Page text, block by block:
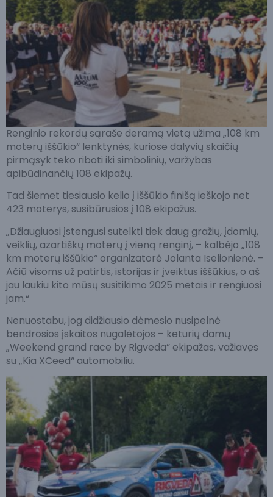
Renginio rekordų sąraše deramą vietą užima „108 km
moterų iššūkio“ lenktynės, kuriose dalyvių skaičių
pirmąsyk teko riboti iki simbolinių, varžybas
apibūdinančių 108 ekipažų.
Tad šiemet tiesiausio kelio į iššūkio finišą ieškojo net
423 moterys, susibūrusios į 108 ekipažus.
„Džiaugiuosi įstengusi sutelkti tiek daug gražių, įdomių,
veiklių, azartiškų moterų į vieną renginį, – kalbėjo „108
km moterų iššūkio“ organizatorė Jolanta Iselionienė. –
Ačiū visoms už patirtis, istorijas ir įveiktus iššūkius, o aš
jau laukiu kito mūsų susitikimo 2025 metais ir rengiuosi
jam.“
Nenuostabu, jog didžiausio dėmesio nusipelnė
bendrosios įskaitos nugalėtojos – keturių damų
„Weekend grand race by Rigveda” ekipažas, važiavęs
su „Kia XCeed“ automobiliu.